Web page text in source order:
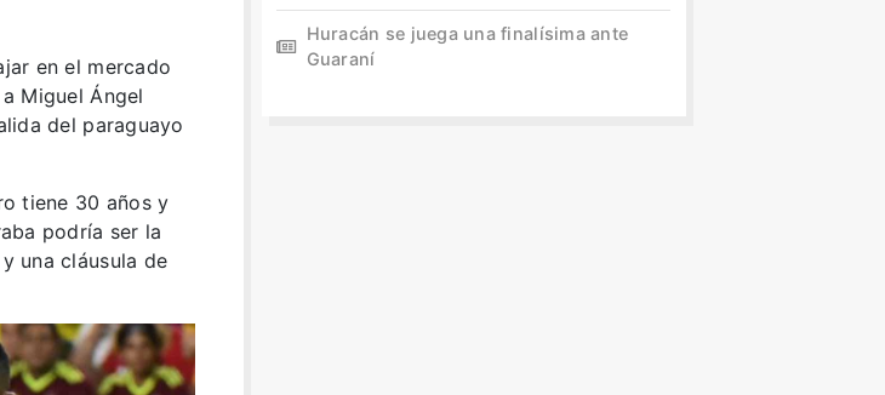
en el mercado
Miguel Ángel
del paraguayo
tiene 30 años y
podría ser la
una cláusula de
Huracán se juega una finalísima ante
Guaraní